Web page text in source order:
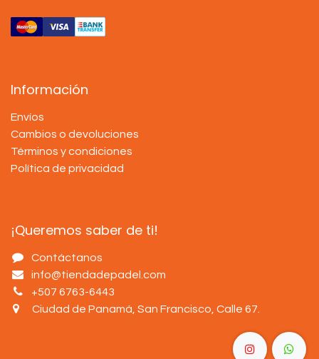
Información
Envíos
Cambios o devoluciones
Términos y condiciones
Política de privacidad
¡Queremos saber de ti!
Contáctanos
info@tiendadepadel.com
+507 6763-6443
Ciudad de Panamá, San Francisco, Calle 67.